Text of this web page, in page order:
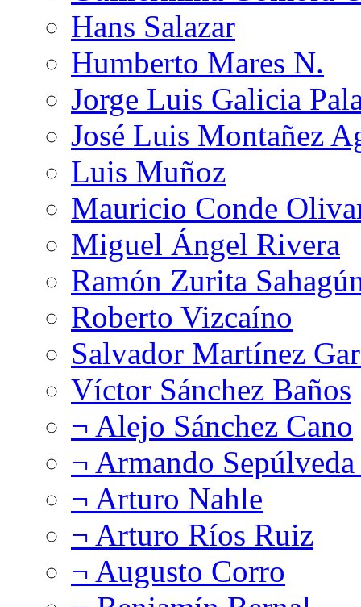
Hans Salazar
Humberto Mares N.
Jorge Luis Galicia
José Luis Montañez
Luis Muñoz
Mauricio Conde
Miguel Ángel Rivera
Ramón Zurita
Roberto Vizcaíno
Salvador Martínez
Víctor Sánchez Baños
¬ Alejo Sánchez Cano
¬ Armando
¬ Arturo Nahle
¬ Arturo Ríos Ruiz
¬ Augusto Corro